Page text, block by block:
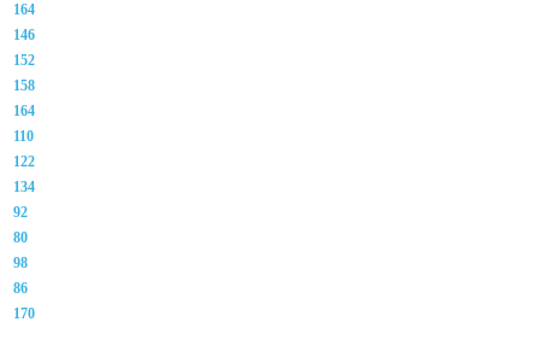
164
146
152
158
164
110
122
134
92
80
98
86
170